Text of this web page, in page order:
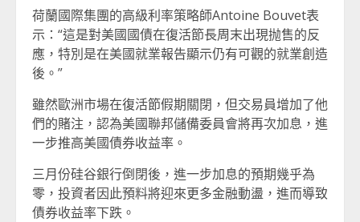
荷蘭國際集團的高級利率策略師Antoine Bouvet表
示：“這是對美國國債在復活節長周末出現抛售的反
應，特別是在美國就業報告顯示仍有可觀的就業創造
後。”
雖然歐洲市場在復活節假期關閉，但交易員增加了他
們的賭注，認為美國聯邦儲備委員會將再次加息，進
一步推高美國債券收益率。
三月份硅谷銀行倒閉後，進一步加息的預期幾乎為
零，投資者因此預料將迎來更多金融動盪，進而導致
債券收益率下跌。